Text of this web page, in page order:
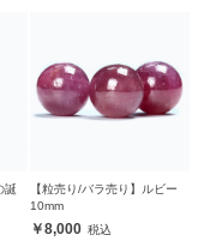
誕
【粒売り/バラ売り】ルビー
10mm
8,000